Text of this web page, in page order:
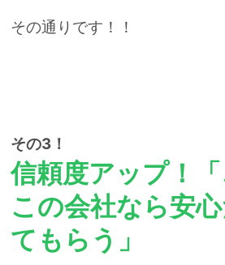
その通りです！！
その3！
信頼度アップ！「
この会社なら安
てもらう」